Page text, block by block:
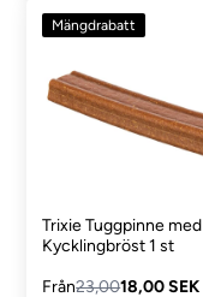
Mängdrabatt
Trixie Tuggpinne med
Kycklingbröst 1 st
Från23,0018,00 SEK